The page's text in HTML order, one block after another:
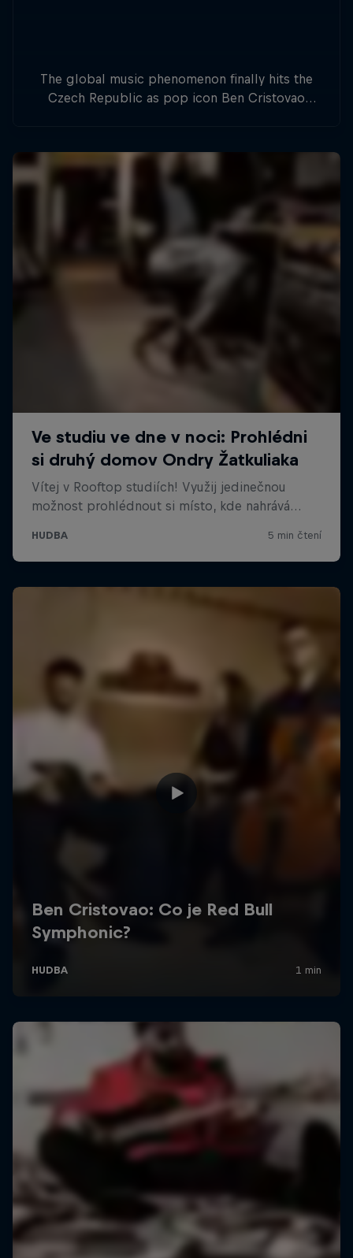
The global music phenomenon finally hits the
Czech Republic as pop icon Ben Cristovao